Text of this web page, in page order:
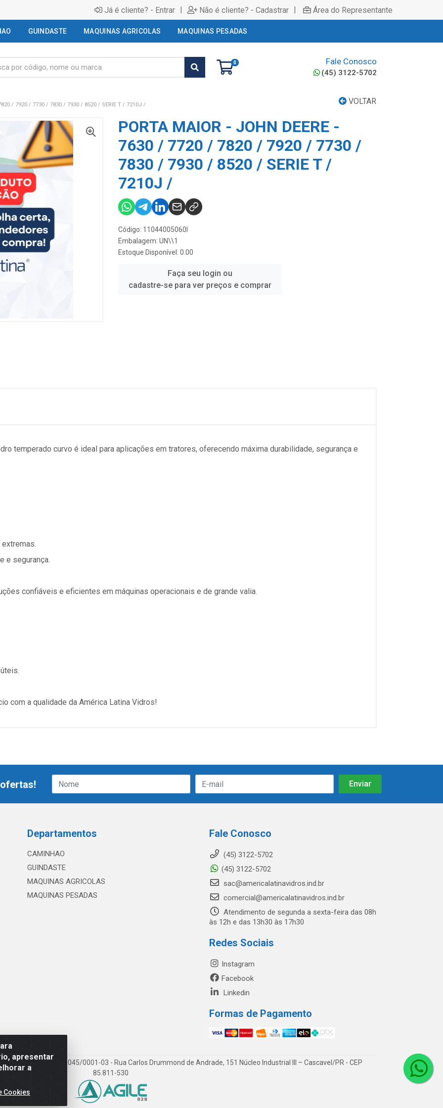
Já é cliente? - Entrar | Não é cliente? - Cadastrar | Área do Representante
GUINDASTE MAQUINAS AGRICOLAS MAQUINAS PESADAS
0 Fale Conosco
(45) 3122-5702
VOLTAR
/ 7920 / 7730 / 7830 / 7930 / 8520 / SERIE T / 7210J /
PORTA MAIOR - JOHN DEERE -
7630 / 7720 / 7820 / 7920 / 7730 /
7830 / 7930 / 8520 / SERIE T /
7210J /
Código: 11044005060I
Embalagem: UN\\1
Estoque Disponível: 0.00
Faça seu login ou
cadastre-se para ver preços e comprar
temperado curvo é ideal para aplicações em tratores, oferecendo máxima durabilidade, segurança e
e segurança.
confiáveis e eficientes em máquinas operacionais e de grande valia.
com a qualidade da América Latina Vidros!
apresentar
a
Cookies
Departamentos
CAMINHAO
GUINDASTE
MAQUINAS AGRICOLAS
MAQUINAS PESADAS
Fale Conosco
(45) 3122-5702
(45) 3122-5702
sac@americalatinavidros.ind.br
comercial@americalatinavidros.ind.br
Atendimento de segunda a sexta-feira das 08h
às 12h e das 13h30 às 17h30
Redes Sociais
Instagram
Facebook
Linkedin
Formas de Pagamento
- CNPJ 19.813.045/0001-03 - Rua Carlos Drummond de Andrade, 151 Núcleo Industrial III – Cascavel/PR - CEP
85.811-530